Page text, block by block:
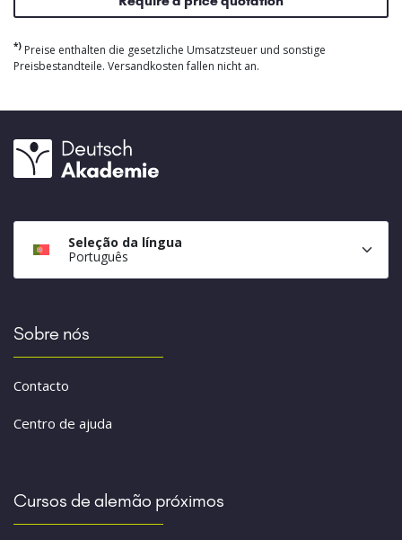
*) Preise enthalten die gesetzliche Umsatzsteuer und sonstige
Preisbestandteile. Versandkosten fallen nicht an.
Seleção da língua
Português
Sobre nós
Contacto
Centro de ajuda
Cursos de alemão próximos